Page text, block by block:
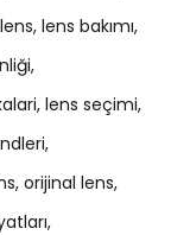
lens bakımı
lens seçimi
orijinal lens